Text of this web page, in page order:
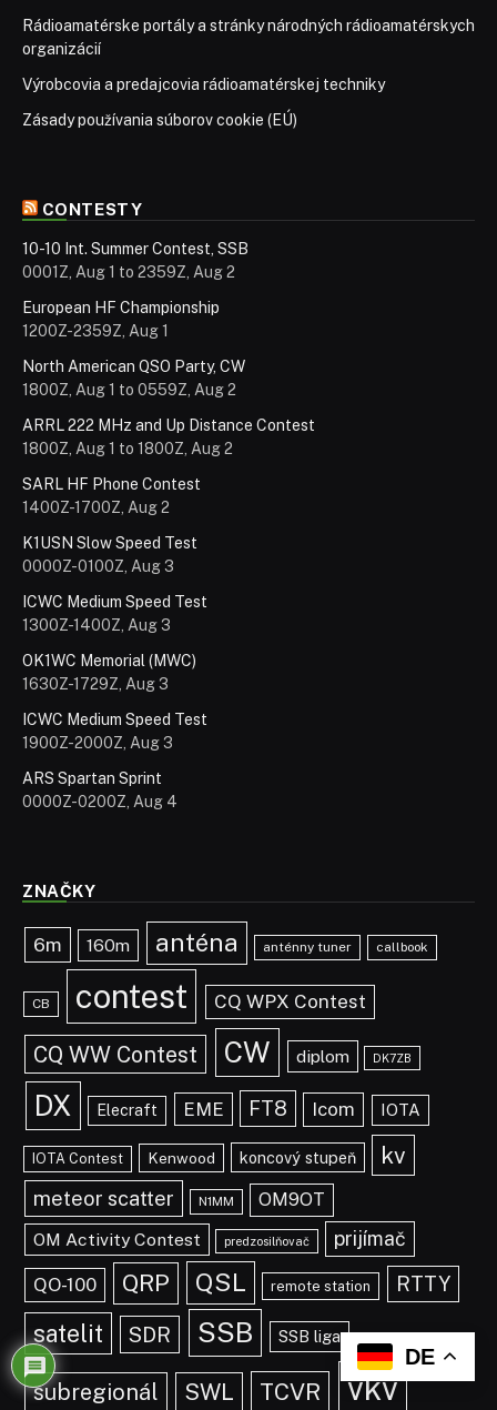
Rádioamatérske portály a stránky národných rádioamatérskych
organizácií
Výrobcovia a predajcovia rádioamatérskej techniky
Zásady používania súborov cookie (EÚ)
CONTESTY
10-10 Int. Summer Contest, SSB
0001Z, Aug 1 to 2359Z, Aug 2
European HF Championship
1200Z-2359Z, Aug 1
North American QSO Party, CW
1800Z, Aug 1 to 0559Z, Aug 2
ARRL 222 MHz and Up Distance Contest
1800Z, Aug 1 to 1800Z, Aug 2
SARL HF Phone Contest
1400Z-1700Z, Aug 2
K1USN Slow Speed Test
0000Z-0100Z, Aug 3
ICWC Medium Speed Test
1300Z-1400Z, Aug 3
OK1WC Memorial (MWC)
1630Z-1729Z, Aug 3
ICWC Medium Speed Test
1900Z-2000Z, Aug 3
ARS Spartan Sprint
0000Z-0200Z, Aug 4
ZNAČKY
6m 160m anténa anténny tuner callbook
CB contest CQ WPX Contest
CQ WW Contest CW diplom DK7ZB
DX Elecraft EME FT8 Icom IOTA
IOTA Contest Kenwood koncový stupeň kv
meteor scatter N1MM
OM9OT
OM Activity Contest
predzosilňovač prijímač
QO-100 QRP QSL remote station RTTY
satelit SDR SSB SSB liga
subregionál SWL TCVR vkv
DE
Budeme radi za vaše pripomienky,
prosím, komentujte!
x